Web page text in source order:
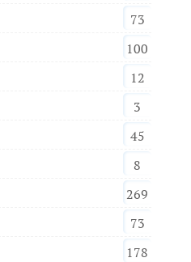
73
100
12
3
45
8
269
73
178